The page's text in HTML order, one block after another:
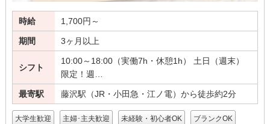
時給 1,700円～
期間 3ヶ月以上
シフト
10:00～18:00（実働7h・休憩1h） 土日（週末）
限定！週…
最寄駅 藤沢駅（JR・小田急・江ノ電）から徒歩約2分
大学生歓迎 主婦･主夫歓迎 未経験・初心者OK ブランクOK